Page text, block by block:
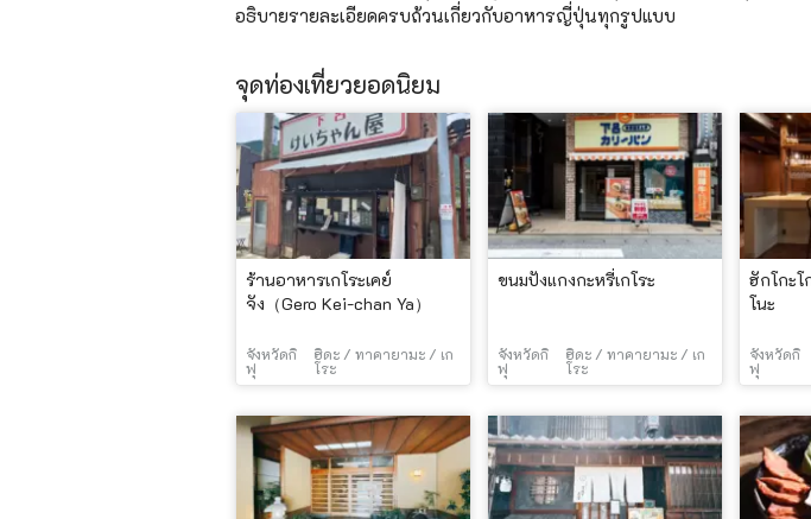
อธิบายรายละเอียดครบถ้วนเกี่ยวกับอาหารญี่ปุ่นทุกรูปแบบ
จุดท่องเที่ยวยอดนิยม
ร้านอาหารเกโระเคย์
จัง（Gero Kei-chan Ya）
จังหวัดกิ
ฟุ
ฮิดะ / ทาคายามะ / เก
โระ
ขนมปังแกงกะหรี่เกโระ
จังหวัดกิ
ฟุ
ฮิดะ / ทาคายามะ / เก
โระ
ฮักโกะ
โนะ
จังหวัดกิ
ฟุ